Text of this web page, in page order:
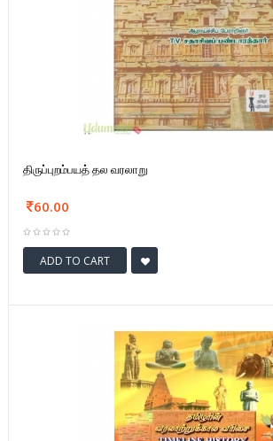
திருப்புறம்பயத் தல வரலாறு
60.00
ADD TO CART